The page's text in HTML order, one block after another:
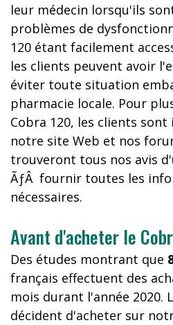
leur médecin lorsqu'ils
problèmes de
120 étant facilement
les clients peuvent avoir
éviter toute situation
pharmacie locale. Pour
Cobra 120, les clients
notre site Web et nos
trouveront tous nos avis
ÃƒÂ fournir toutes les
nécessaires.
Avant d'acheter le
Des études montrant que
français effectuent des
mois durant l'année 2020.
décident d'acheter sur